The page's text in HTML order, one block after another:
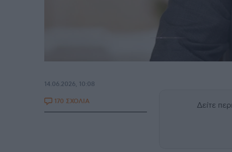
Δείτε
14.06.2026, 10:08
170 ΣΧΟΛΙΑ